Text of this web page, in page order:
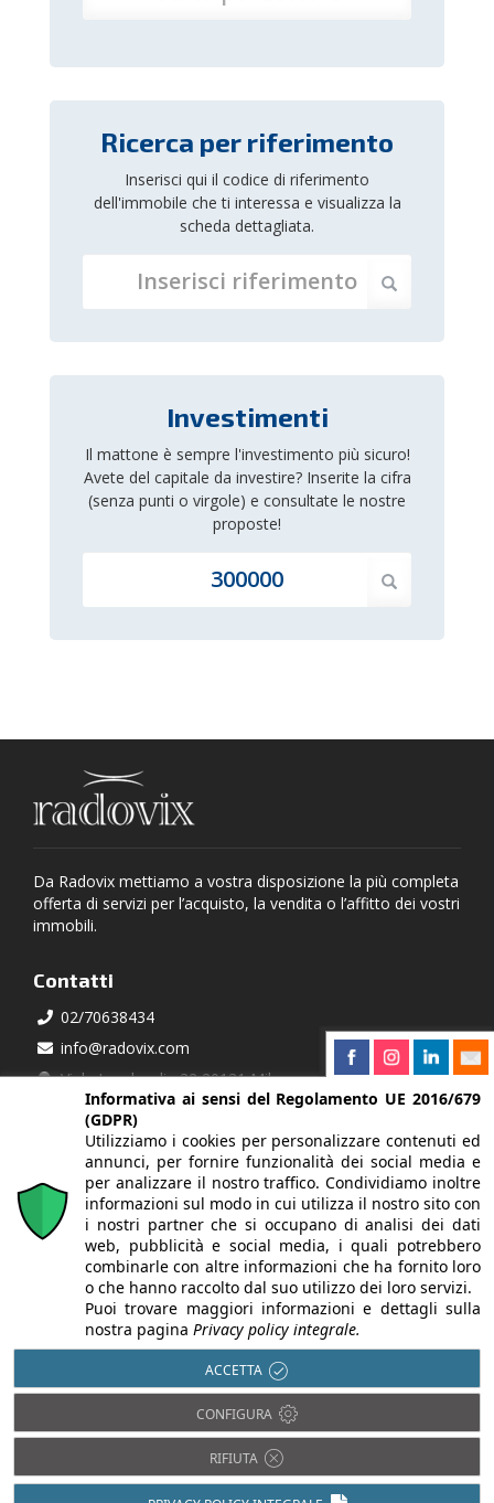
Ricerca per riferimento
Inserisci qui il codice di riferimento
dell'immobile che ti interessa e visualizza la
scheda dettagliata.
Investimenti
Il mattone è sempre l'investimento più sicuro!
Avete del capitale da investire? Inserite la cifra
(senza punti o virgole) e consultate le nostre
proposte!
Da Radovix mettiamo a vostra disposizione la più completa
offerta di servizi per l’acquisto, la vendita o l’affitto dei vostri
immobili.
Contatti
02/70638434
info@radovix.com
Viale Lombardia 32 20131 Milano
Partner
Federazione Italiana Mediatori Agenti d'Affari
Richiedi informazioni
Se cerchi qualcosa di specifico compila il modulo di
richiesta!
CONTATTACI »
Informativa ai sensi del Regolamento UE 2016/679
(GDPR)
Utilizziamo i cookies per personalizzare contenuti ed
annunci, per fornire funzionalità dei social media e
per analizzare il nostro traffico. Condividiamo inoltre
informazioni sul modo in cui utilizza il nostro sito con
i nostri partner che si occupano di analisi dei dati
web, pubblicità e social media, i quali potrebbero
combinarle con altre informazioni che ha fornito loro
o che hanno raccolto dal suo utilizzo dei loro servizi.
Puoi trovare maggiori informazioni e dettagli sulla
nostra pagina Privacy policy integrale.
ACCETTA
CONFIGURA
RIFIUTA